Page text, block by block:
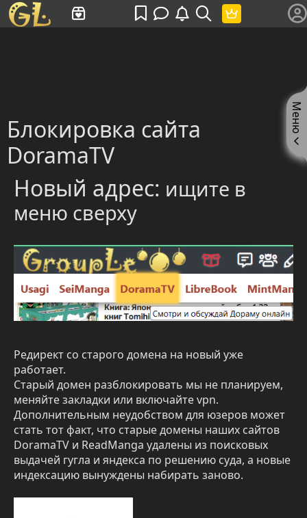
Блокировка сайта
DoramaTV
Новый адрес: ищите в
меню сверху
Редирект со старого домена на новый уже
работает.
Старый домен разблокировать мы не планируем,
меняйте закладки или включайте vpn.
Дополнительным неудобством для юзеров может
стать тот факт, что старые домены наших сайтов
DoramaTV и ReadManga удалены из поисковых
выдачей гугла и яндекса по решению суда, а новые
индексацию вынуждены набирать заново.
Меню